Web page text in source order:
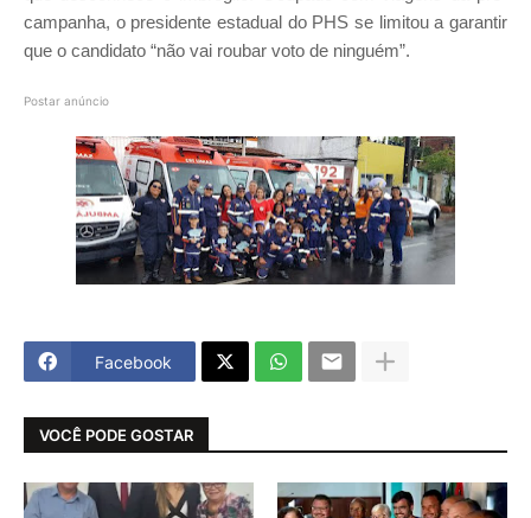
campanha, o presidente estadual do PHS se limitou a garantir
que o candidato “não vai roubar voto de ninguém”.
Postar anúncio
Facebook
VOCÊ PODE GOSTAR